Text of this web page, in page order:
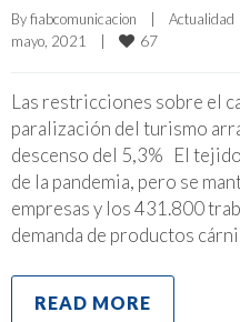
By fiabcomunicacion Actualidad
mayo, 2021
67
Las restricciones sobre el
paralización del turismo
descenso del 5,3% El
de la pandemia, pero se
empresas y los 431.800
demanda de productos
READ MORE